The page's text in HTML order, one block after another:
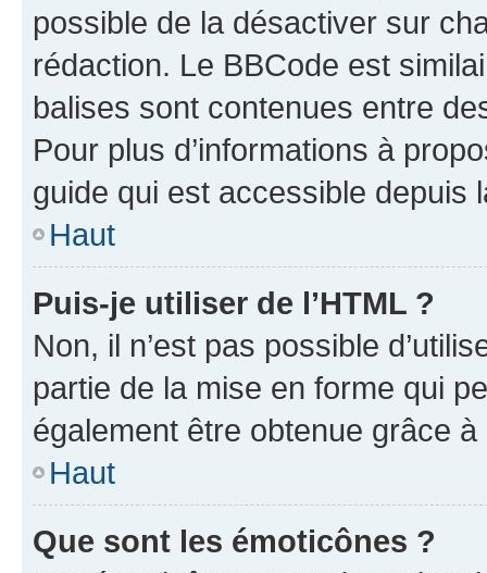
possible de la désactiver sur
rédaction. Le BBCode est
balises sont contenues entre
Pour plus d’informations à
guide qui est accessible depuis
Haut
Puis-je utiliser de l’HTML ?
Non, il n’est pas possible
partie de la mise en forme qui
également être obtenue grâce à
Haut
Que sont les émoticônes ?